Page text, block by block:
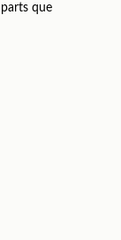
que